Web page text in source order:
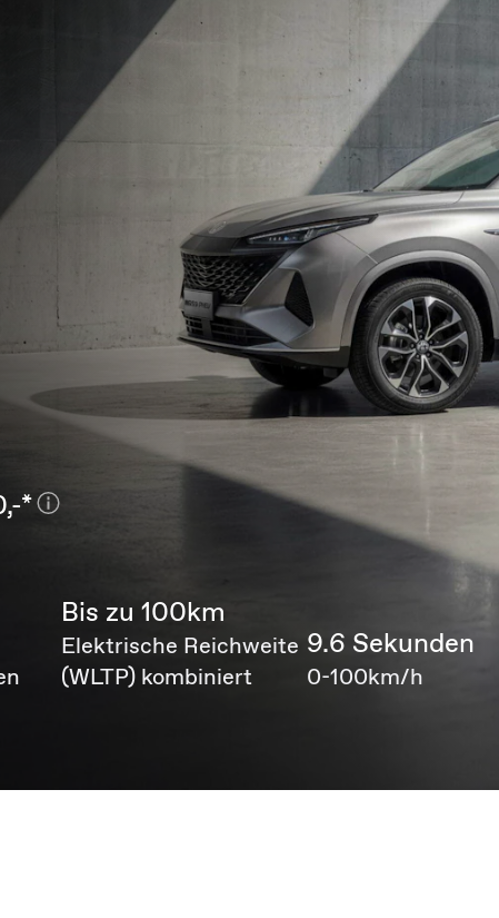
*
Bis zu 100km
Elektrische Reichweite
(WLTP) kombiniert
9.6 Sekunden
0-100km/h